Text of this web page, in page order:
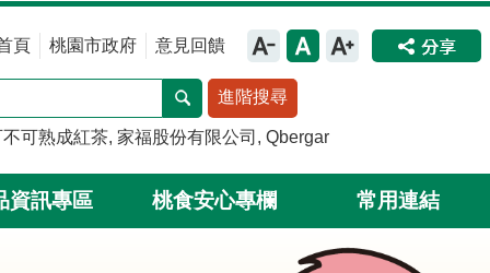
頁 桃園市政府 意見回饋
進階搜尋
不可熟成紅茶 家福股份有限公司 Qbergar
資訊專區 桃食安心專欄 常用連結